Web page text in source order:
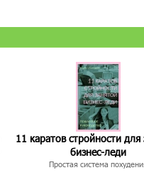
11 каратов стройности для
бизнес-леди
Простая система